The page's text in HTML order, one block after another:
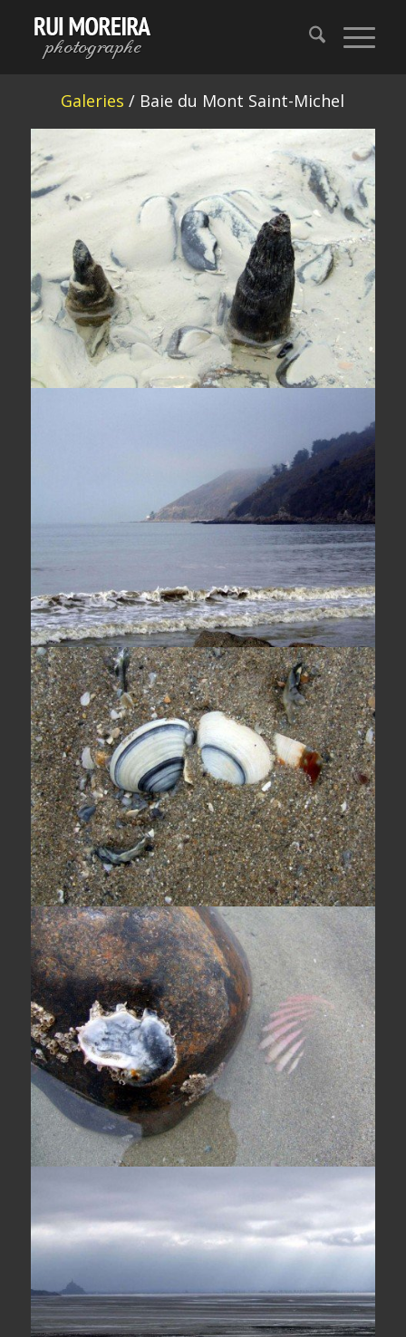
Galeries / Baie du Mont Saint-Michel